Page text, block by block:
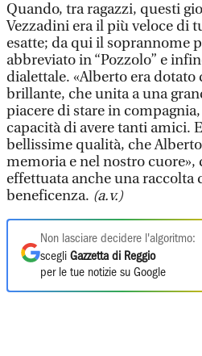
Quando, tra ragazzi, questi
Vezzadini era il più veloce di
esatte; da qui il soprannome
abbreviato in “Pozzolo” e
dialettale. «Alberto era dotato
brillante, che unita a una
piacere di stare in
capacità di avere tanti amici.
bellissime qualità, che
memoria e nel nostro cuore»,
effettuata anche una raccolta
beneficenza. (a.v.)
Non lasciare decidere l'algoritmo:
scegli Gazzetta di Reggio
per le tue notizie su Google